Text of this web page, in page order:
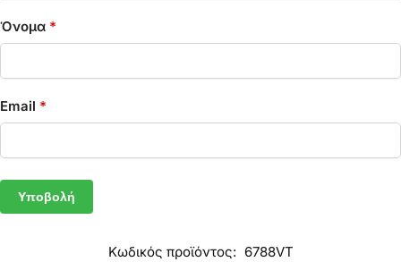
Όνομα *
Email *
Κωδικός προϊόντος: 6788VT